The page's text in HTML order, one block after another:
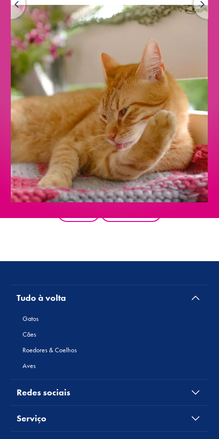
Tudo à volta
Gatos
Cães
Roedores & Coelhos
Aves
Redes sociais
Serviço